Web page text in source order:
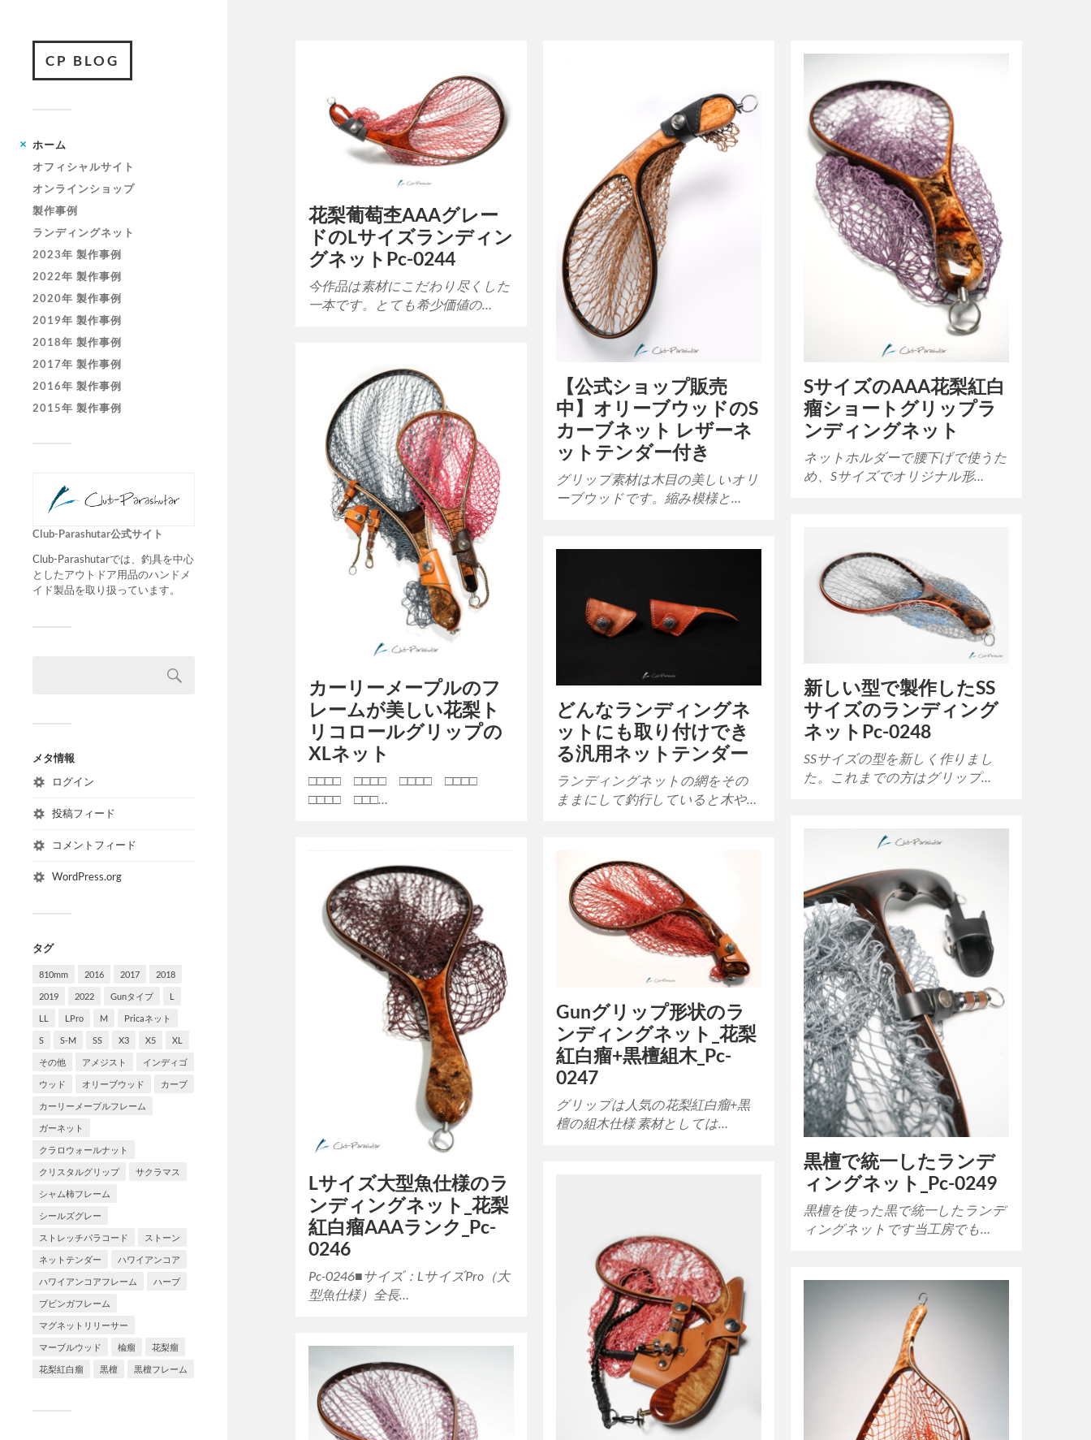
CP BLOG
ホーム
オフィシャルサイト
オンラインショップ
製作事例
ランディングネット
2023年 製作事例
2022年 製作事例
2020年 製作事例
2019年 製作事例
2018年 製作事例
2017年 製作事例
2016年 製作事例
2015年 製作事例
Club-Parashutar公式サイト
Club-Parashutarでは、釣具を中心
としたアウトドア用品のハンドメ
イド製品を取り扱っています。
メタ情報
ログイン
投稿フィード
コメントフィード
WordPress.org
タグ
810mm 2016 2017 2018
2019 2022 Gunタイプ L
LL LPro M Pricaネット
S S-M SS X3 X5 XL
その他 アメジスト インディゴ
ウッド オリーブウッド カーブ
カーリーメープルフレーム
ガーネット
クラロウォールナット
クリスタルグリップ サクラマス
シャム柿フレーム
シールズグレー
ストレッチパラコード ストーン
ネットテンダー ハワイアンコア
ハワイアンコアフレーム ハーブ
ブビンガフレーム
マグネットリリーサー
マーブルウッド 楡瘤 花梨瘤
花梨紅白瘤 黒檀 黒檀フレーム
花梨葡萄杢AAAグレー
ドのLサイズランディン
グネットPc-0244
今作品は素材にこだわり尽くした
一本です。とても希少価値の…
【公式ショップ販売
中】オリーブウッドのS
カーブネット レザーネ
ットテンダー付き
グリップ素材は木目の美しいオリ
ーブウッドです。縮み模様と…
SサイズのAAA花梨紅白
瘤ショートグリップラ
ンディングネット
ネットホルダーで腰下げで使うた
め、Sサイズでオリジナル形…
カーリーメープルのフ
レームが美しい花梨ト
リコロールグリップの
XLネット
□□□□ □□□□ □□□□ □□□□
□□□□ □□□…
新しい型で製作したSS
サイズのランディング
ネットPc-0248
SSサイズの型を新しく作りまし
た。これまでの方はグリップ…
どんなランディングネ
ットにも取り付けでき
る汎用ネットテンダー
ランディングネットの網をその
ままにして釣行していると木や…
黒檀で統一したランデ
ィングネット_Pc-0249
黒檀を使った黒で統一したランデ
ィングネットです当工房でも…
Lサイズ大型魚仕様のラ
ンディングネット_花梨
紅白瘤AAAランク_Pc-
0246
Pc-0246■サイズ：LサイズPro（大
型魚仕様）全長…
Gunグリップ形状のラ
ンディングネット_花梨
紅白瘤+黒檀組木_Pc-
0247
グリップは人気の花梨紅白瘤+黒
檀の組木仕様 素材としては…